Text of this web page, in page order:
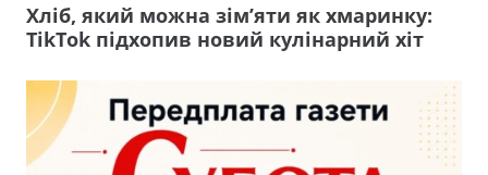
Хліб, який можна зім’яти як хмаринку:
TikTok підхопив новий кулінарний хіт